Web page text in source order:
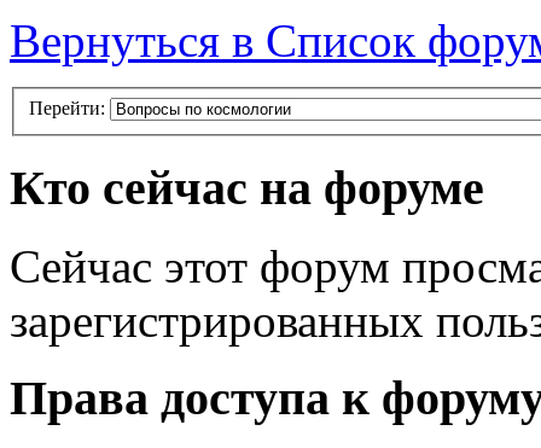
Вернуться в Список
Перейти:
Кто сейчас на форуме
Сейчас этот форум
зарегистрированных
Права доступа к